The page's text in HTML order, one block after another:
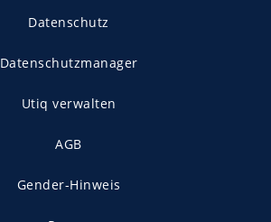
Datenschutz
Datenschutzmanager
Utiq verwalten
AGB
Gender-Hinweis